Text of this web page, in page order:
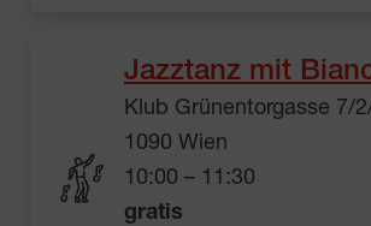
Jazztanz mit
Klub Grünentorgasse 7/
1090 Wien
10:00 – 11:30
gratis